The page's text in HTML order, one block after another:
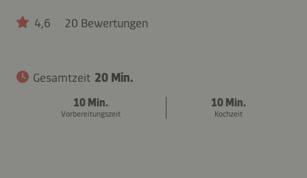
4,6 20 Bewertungen
Gesamtzeit 20 Min.
10 Min.
Vorbereitungszeit
10 Min.
Kochzeit